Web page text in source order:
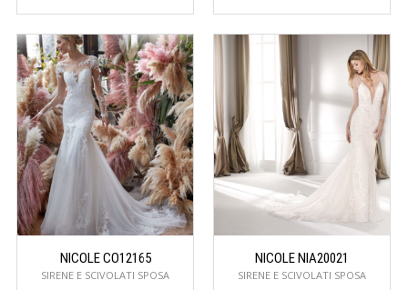
NICOLE CO12165
SIRENE E SCIVOLATI SPOSA
NICOLE NIA20021
SIRENE E SCIVOLATI SPOSA